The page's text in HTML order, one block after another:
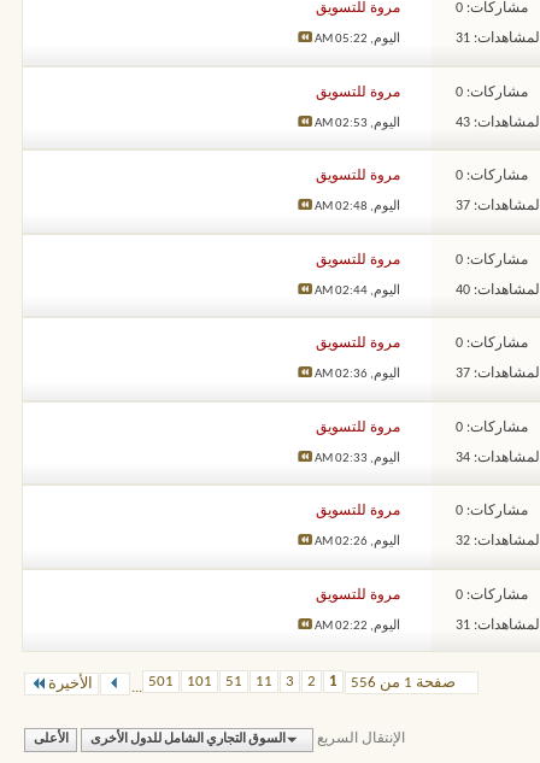
مشاركات: 0
المشاهدات: 31
مروة للتسويق
اليوم, 05:22 AM
مشاركات: 0
المشاهدات: 43
مروة للتسويق
اليوم, 02:53 AM
مشاركات: 0
المشاهدات: 37
مروة للتسويق
اليوم, 02:48 AM
مشاركات: 0
المشاهدات: 40
مروة للتسويق
اليوم,02:44 AM
مشاركات: 0
المشاهدات: 37
مروة للتسويق
اليوم,02:36 AM
مشاركات: 0
المشاهدات: 34
مروة للتسويق
اليوم, 02:33 AM
مشاركات: 0
المشاهدات: 32
مروة للتسويق
اليوم,02:26 AM
مشاركات: 0
المشاهدات: 31
مروة للتسويق
اليوم, 02:22 AM
صفحة 1 من 556 1
2
3
11
51
101
501
... الأخيرة
الإنتقال السريع السوق التجاري الشامل للدول الأخرى الأعلى